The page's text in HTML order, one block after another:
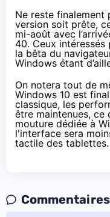
Ne reste finalement
version soit prête,
mi-août avec
40. Ceux
la bêta du
Windows étant
On notera tout de
Windows 10 est
classique, les
être maintenues, ce
mouture dédiée à
l'interface sera
tactile des tablettes.